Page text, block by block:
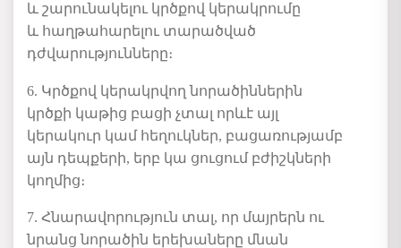
և շարունակելու կրծքով կերակրումը
և հաղթահարելու տարածված
դժվարությունները։
6. Կրծքով կերակրվող նորածիններին
կրծքի կաթից բացի չտալ որևէ այլ
կերակուր կամ հեղուկներ, բացառությամբ
այն դեպքերի, երբ կա ցուցում բժիշկների
կողմից։
7. Հնարավորություն տալ, որ մայրերն ու
նրանց նորածին երեխաները մնան